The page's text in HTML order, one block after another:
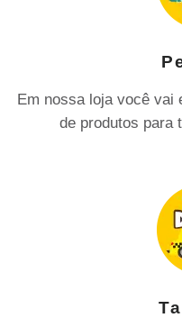
Em nossa loja você vai
de produtos para